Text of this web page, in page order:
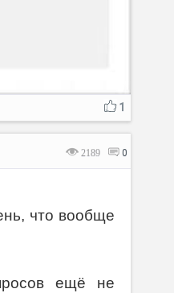
1
2189 0
что вообще
ещё не